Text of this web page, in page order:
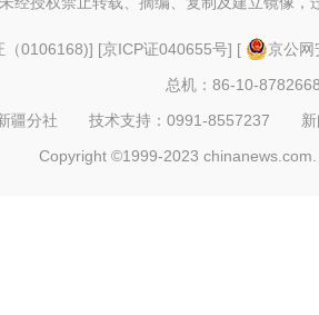
（0106168)] [京ICP证040655号] [
京公
总机：86-10-
新疆分社 技术支持：0991-8557237
Copyright ©1999-2023